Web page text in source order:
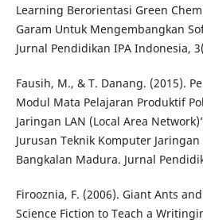
Learning Berorientasi Green
Garam Untuk Mengembangkan
Jurnal Pendidikan IPA Indonesia,
Fausih, M., & T. Danang. (2015).
Modul Mata Pelajaran Produktif
Jaringan LAN (Local Area
Jurusan Teknik Komputer
Bangkalan Madura. Jurnal
Firooznia, F. (2006). Giant Ants
Science Fiction to Teach a